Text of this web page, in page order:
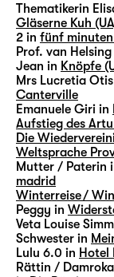
Thematikerin
Gläserne Kuh
2 in fünf
Prof. van Helsing
Jean in Knöpfe
Mrs Lucretia
Canterville
Emanuele Giri in
Aufstieg des
Die
Weltsprache
Mutter / Paterin
madrid
Winterreise /
Peggy in
Veta Louise
Schwester in
Lulu 6.0 in Hotel
Rättin /